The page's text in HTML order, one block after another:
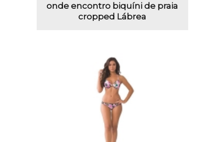
onde encontro biquíni de praia
cropped Lábrea